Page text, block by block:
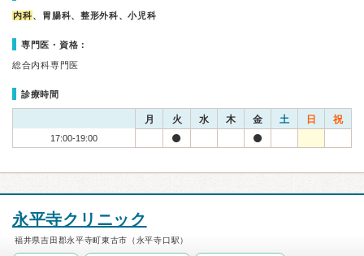
内科、胃腸科、整形外科、小児科
専門医・資格：
総合内科専門医
診療時間
月 火 水 木 金 土 日 祝
17:00-19:00
永平寺クリニック
福井県吉田郡永平寺町東古市（永平寺口駅）